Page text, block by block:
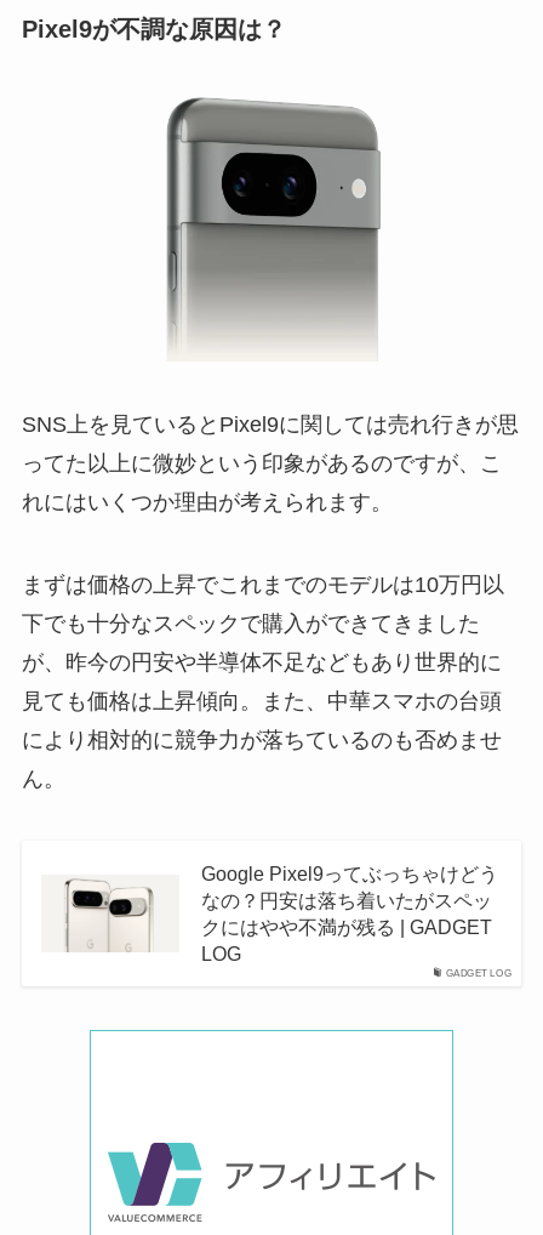
Pixel9が不調な原因は？
SNS上を見ているとPixel9に関しては売れ行きが思
ってた以上に微妙という印象があるのですが、こ
れにはいくつか理由が考えられます。
まずは価格の上昇でこれまでのモデルは10万円以
下でも十分なスペックで購入ができてきました
が、昨今の円安や半導体不足などもあり世界的に
見ても価格は上昇傾向。また、中華スマホの台頭
により相対的に競争力が落ちているのも否めませ
ん。
GADGET LOG
Google Pixel9ってぶっちゃけどう
なの？円安は落ち着いたがスペッ
クにはやや不満が残る | GADGET
LOG